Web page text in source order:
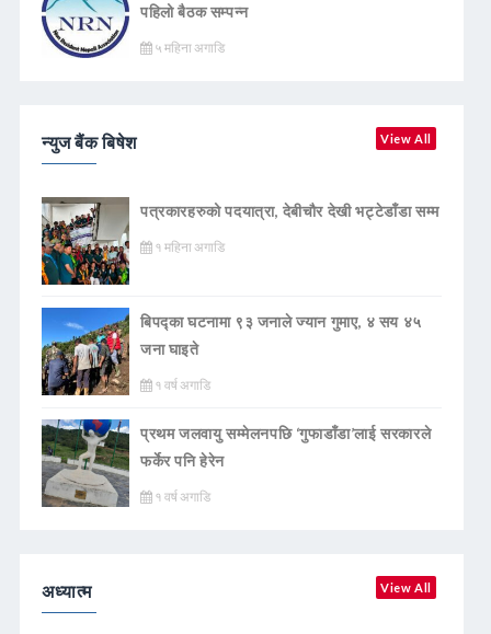
पहिलो बैठक सम्पन्न
५ महिना अगाडि
न्युज बैंक बिषेश View All
पत्रकारहरुको पदयात्रा, देबीचौर देखी भट्टेडाँडा सम्म
१ महिना अगाडि
बिपद्का घटनामा ९३ जनाले ज्यान गुमाए, ४ सय ४५
जना घाइते
१ वर्ष अगाडि
प्रथम जलवायु सम्मेलनपछि ‘गुफाडाँडा’लाई सरकारले
फर्केर पनि हेरेन
१ वर्ष अगाडि
अध्यात्म View All